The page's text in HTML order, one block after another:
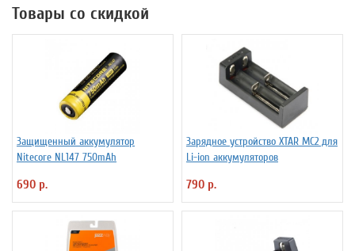
Товары со скидкой
Защищенный аккумулятор
Niteсore NL147 750mAh
690 р.
Зарядное устройство XTAR MC2 для
Li-ion аккумуляторов
790 р.